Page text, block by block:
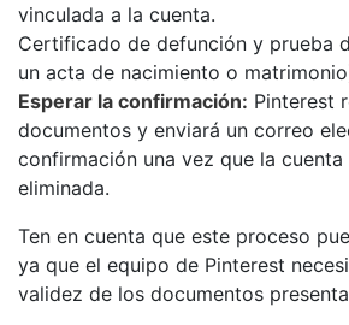
vinculada a la cuenta.
Certificado de defunción y prueba
un acta de nacimiento o
Esperar la confirmación: Pinterest
documentos y enviará un correo
confirmación una vez que la cuenta
eliminada.
Ten en cuenta que este proceso
ya que el equipo de Pinterest
validez de los documentos